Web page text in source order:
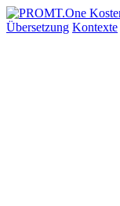
Übersetzung Kontexte